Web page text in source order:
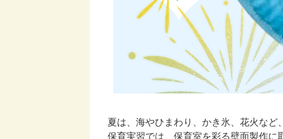
夏は、海やひまわり、かき氷、花火など
保育実習では、保育室を彩る壁面製作に